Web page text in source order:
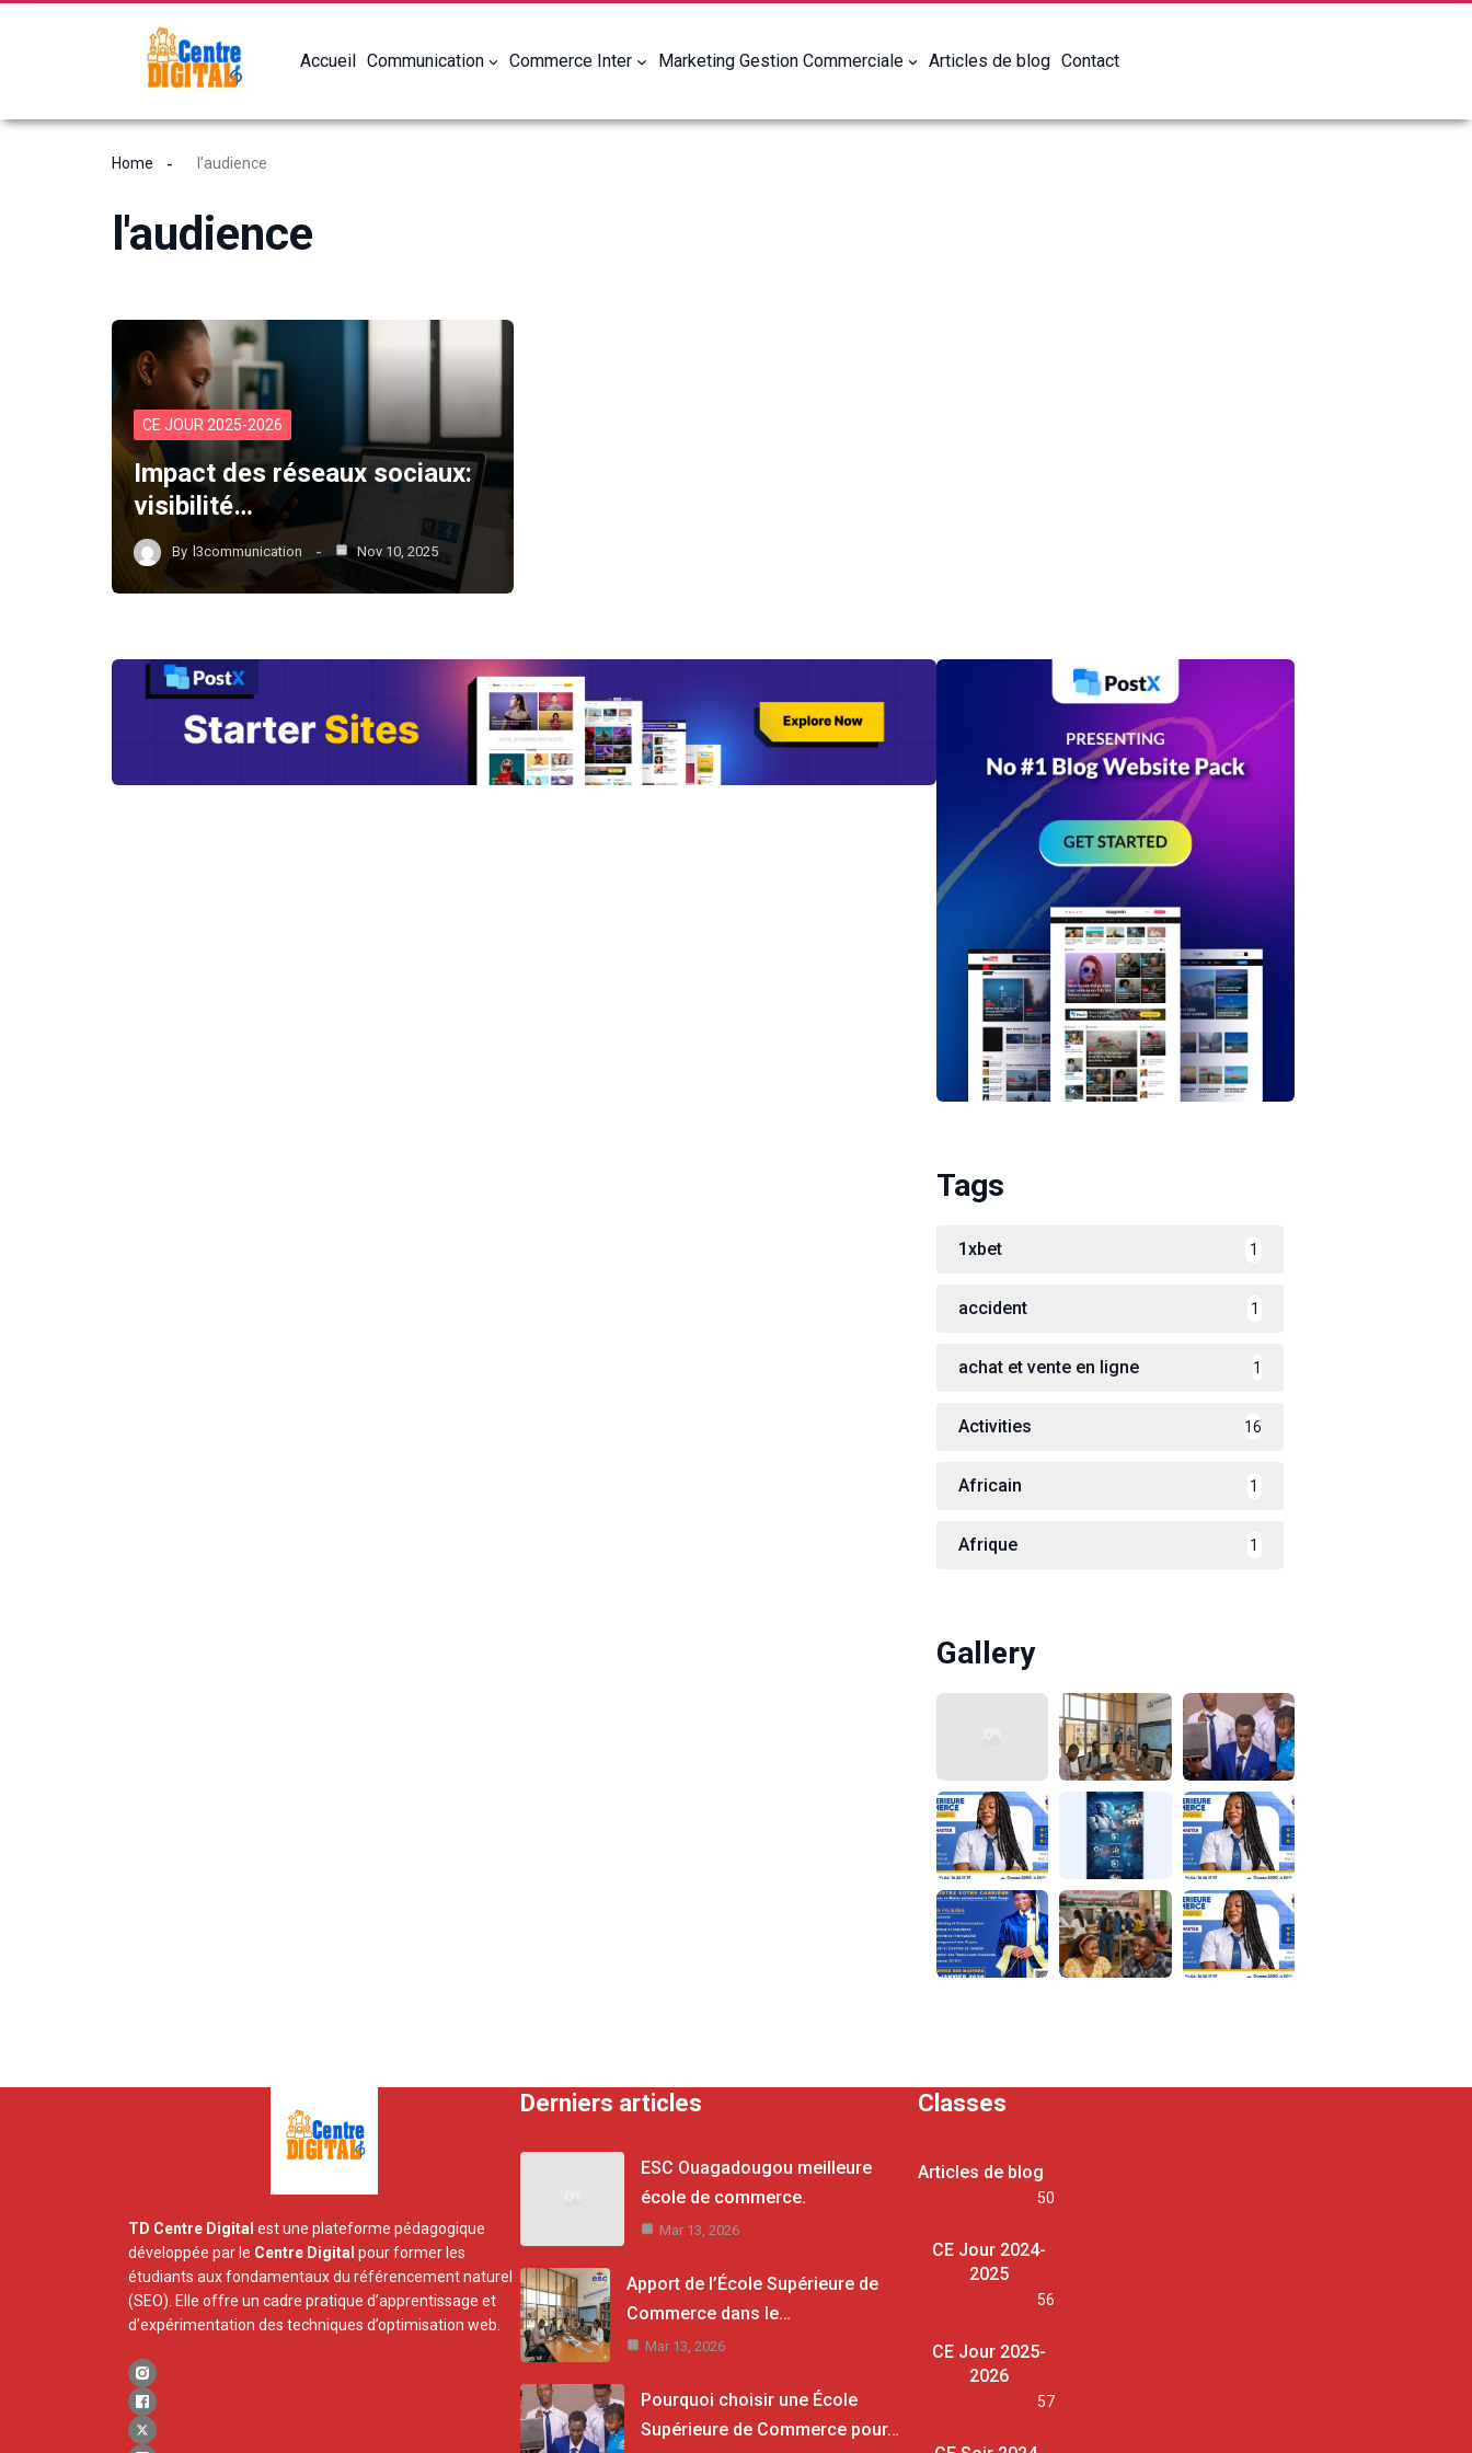
Accueil Communication Commerce Inter Marketing Gestion Commerciale Articles de blog Contact
Home l’audience
l'audience
CE JOUR 2025-2026
Impact des réseaux sociaux:
visibilité…
By l3communication Nov 10, 2025
Tags
1xbet 1
accident 1
achat et vente en ligne 1
Activities 16
Africain 1
Afrique 1
Gallery
TD Centre Digital est une plateforme pédagogique
développée par le Centre Digital pour former les
étudiants aux fondamentaux du référencement naturel
(SEO). Elle offre un cadre pratique d’apprentissage et
d’expérimentation des techniques d’optimisation web.
Derniers articles
ESC Ouagadougou meilleure
école de commerce.
Mar 13, 2026
Apport de l’École Supérieure de
Commerce dans le…
Mar 13, 2026
Pourquoi choisir une École
Supérieure de Commerce pour…
Classes
Articles de blog
50
CE Jour 2024-
2025
56
CE Jour 2025-
2026
57